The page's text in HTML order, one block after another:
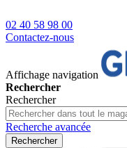
02 40 58 98 00
Contactez-nous
Affichage navigation
Rechercher
Rechercher
Recherche avancée
Rechercher